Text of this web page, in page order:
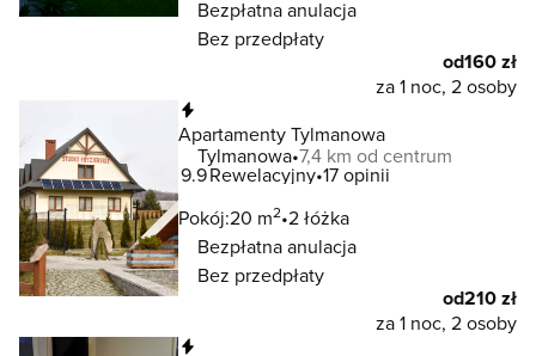
Bezpłatna anulacja
Bez przedpłaty
od160 zł
za 1 noc, 2 osoby
Apartamenty Tylmanowa
Tylmanowa 7,4 km od centrum
9.9Rewelacyjny 17 opinii
Pokój:20 m2 2 łóżka
Bezpłatna anulacja
Bez przedpłaty
od210 zł
za 1 noc, 2 osoby